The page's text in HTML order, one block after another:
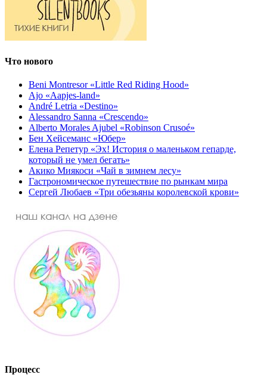
Что нового
Beni Montresor «Little Red Riding Hood»
Ajo «Aapjes-land»
André Letria «Destino»
Alessandro Sanna «Crescendo»
Alberto Morales Ajubel «Robinson Crusoé»
Бен Хейсеманс «Юбер»
Елена Репетур «Эх! История о маленьком гепарде,
который не умел бегать»
Акико Миякоси «Чай в зимнем лесу»
Гастрономическое путешествие по рынкам мира
Сергей Любаев «Три обезьяны королевской крови»
Процесс